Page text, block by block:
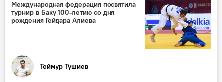
государственная граница
армянские диверсанты
незаконные армянские вооруженные формирования
Международная федерация посвятила
турнир в Баку 100-летию со дня
рождения Гейдара Алиева
Теймур Тушиев